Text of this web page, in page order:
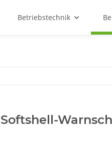
Betriebstechnik
Softshell-